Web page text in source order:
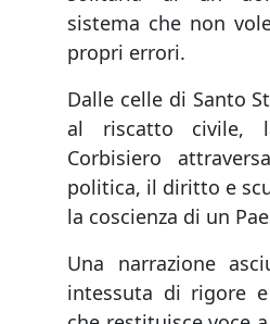
sistema che non
propri errori.
Dalle celle di Santo
al riscatto civile,
Corbisiero
politica, il diritto e
la coscienza di un
Una narrazione
intessuta di rigore e